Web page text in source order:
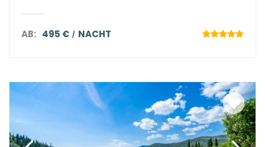
AB: 495 € NACHT